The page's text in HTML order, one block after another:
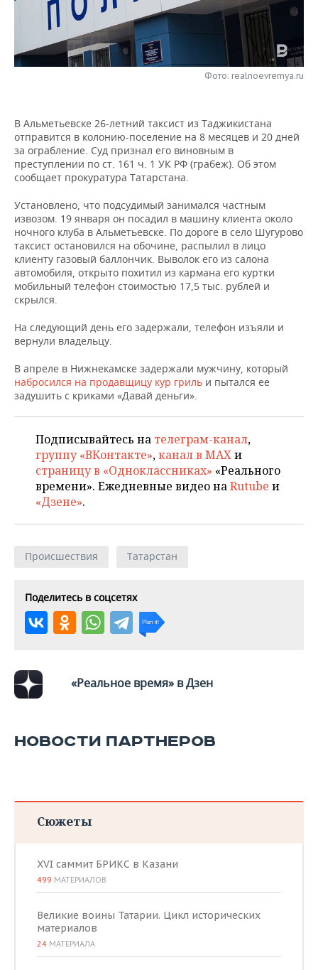
НЕФТЕХИМИЯ
ОПК
РОЗНИЧНАЯ ТОРГОВЛЯ
ТРАНСПОРТ
НОВОСТИ ТЕХНОЛОГИЙ
IT
ТЕЛЕКОММУНИКАЦИИ
МЕРОПРИЯТИЯ
НОВОСТИ МЕРОПРИЯТИЙ
БИЗНЕС-БРАНЧИ
ONLINE-КОНФЕРЕНЦИИ
СПОРТ
ФУТБОЛ
ХОККЕЙ
ВОЛЕЙБОЛ
КИБЕРСПОРТ
ФИГУРНОЕ КАТАНИЕ
ВОДНЫЕ ВИДЫ СПОРТА
НОВОСТИ ОБЩЕСТВА
ВЛАСТЬ
ИСТОРИЯ
КУЛЬТУРА
МЕДИЦИНА
ОБРАЗОВАНИЕ
ФОТОГАЛЕРЕЯ
СЮЖЕТЫ
СПИСОК ПЕРСОН
СПИСОК КОМПАНИЙ
ПОЛНАЯ ВЕРСИЯ
Фото: realnoevremya.ru
В Альметьевске 26-летний таксист из Таджикистана
отправится в колонию-поселение на 8 месяцев и 20 дней
за ограбление. Суд признал его виновным в
преступлении по ст. 161 ч. 1 УК РФ (грабеж). Об этом
сообщает прокуратура Татарстана.
Установлено, что подсудимый занимался частным
извозом. 19 января он посадил в машину клиента около
ночного клуба в Альметьевске. По дороге в село Шугурово
таксист остановился на обочине, распылил в лицо
клиенту газовый баллончик. Выволок его из салона
автомобиля, открыто похитил из кармана его куртки
мобильный телефон стоимостью 17,5 тыс. рублей и
скрылся.
На следующий день его задержали, телефон изъяли и
вернули владельцу.
В апреле в Нижнекамске задержали мужчину, который
набросился на продавщицу кур гриль и пытался ее
задушить с криками «Давай деньги».
Подписывайтесь на телеграм-канал,
группу «ВКонтакте»,канал в MAXи
страницу в «Одноклассниках» «Реального
времени». Ежедневные видео наRutube и
«Дзене».
Происшествия Татарстан
Поделитесь в соцсетях
«Реальное время» в Дзен
НОВОСТИ ПАРТНЕРОВ
Сюжеты
XVI саммит БРИКС в Казани
499 МАТЕРИАЛОВ
Великие воины Татарии. Цикл исторических
материалов
24 МАТЕРИАЛА